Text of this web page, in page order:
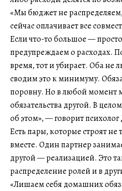
«Мы бюджет не
сейчас оплачивает все
Если что-то большое —
предупреждаем о расходах.
время, тот и убирает. Оба не
сводим это к минимуму.
поровну. Но в любой момент
обязательства другой. В
об этом», — говорит
Есть пары, которые строят не
вместе. Один партнер
другой — реализацией. Это
распределение ролей и в
«Лишаем себя домашних